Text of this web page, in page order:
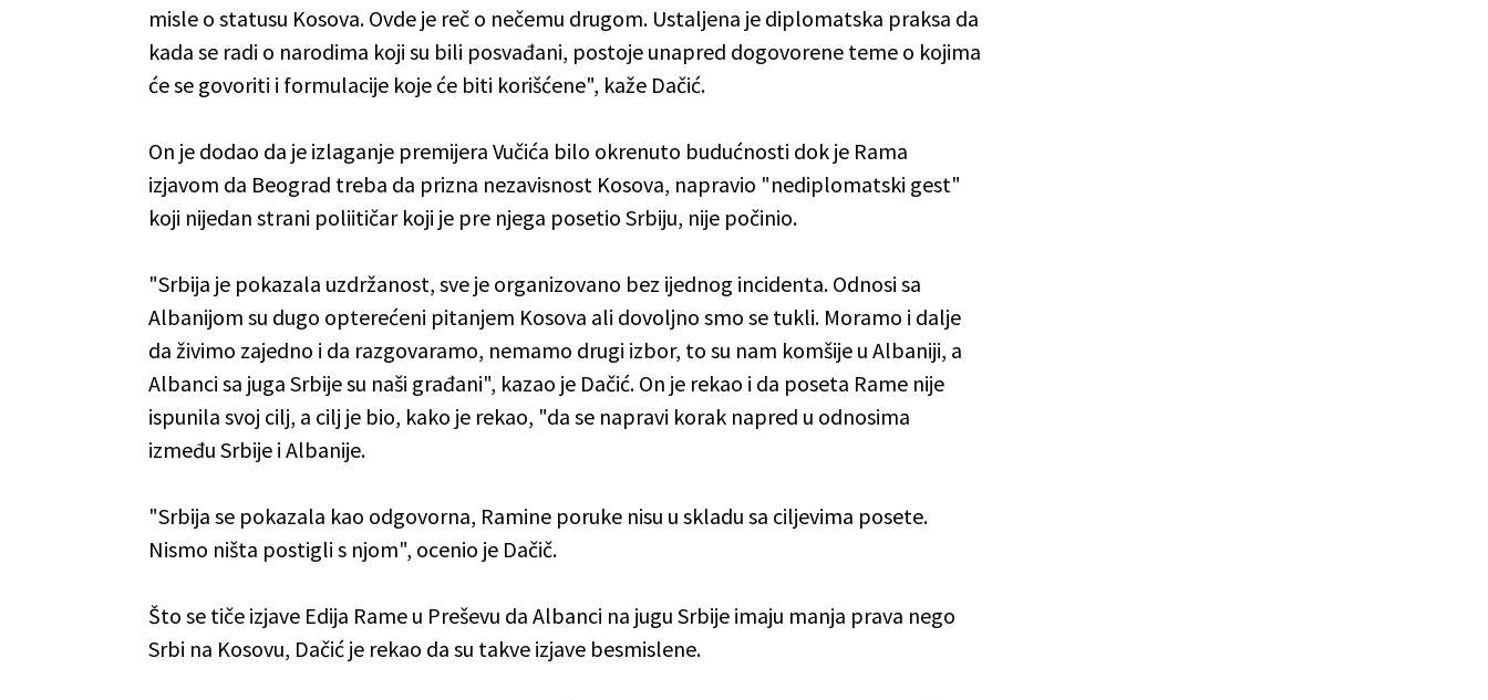
misle o statusu Kosova. Ovde je reč o nečemu drugom. Ustaljena je diplomatska praksa da
kada se radi o narodima koji su bili posvađani, postoje unapred dogovorene teme o kojima
će se govoriti i formulacije koje će biti korišćene", kaže Dačić.
On je dodao da je izlaganje premijera Vučića bilo okrenuto budućnosti dok je Rama
izjavom da Beograd treba da prizna nezavisnost Kosova, napravio "nediplomatski gest"
koji nijedan strani poliitičar koji je pre njega posetio Srbiju, nije počinio.
"Srbija je pokazala uzdržanost, sve je organizovano bez ijednog incidenta. Odnosi sa
Albanijom su dugo opterećeni pitanjem Kosova ali dovoljno smo se tukli. Moramo i dalje
da živimo zajedno i da razgovaramo, nemamo drugi izbor, to su nam komšije u Albaniji, a
Albanci sa juga Srbije su naši građani", kazao je Dačić. On je rekao i da poseta Rame nije
ispunila svoj cilj, a cilj je bio, kako je rekao, "da se napravi korak napred u odnosima
između Srbije i Albanije.
"Srbija se pokazala kao odgovorna, Ramine poruke nisu u skladu sa ciljevima posete.
Nismo ništa postigli s njom", ocenio je Dačič.
Što se tiče izjave Edija Rame u Preševu da Albanci na jugu Srbije imaju manja prava nego
Srbi na Kosovu, Dačić je rekao da su takve izjave besmislene.